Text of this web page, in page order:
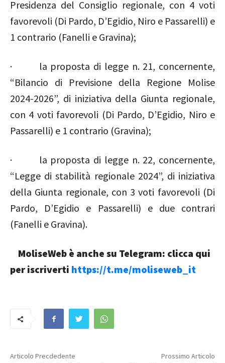
Presidenza del Consiglio regionale, con 4 voti
favorevoli (Di Pardo, D’Egidio, Niro e Passarelli) e
1 contrario (Fanelli e Gravina);
· la proposta di legge n. 21, concernente,
“Bilancio di Previsione della Regione Molise
2024-2026”, di iniziativa della Giunta regionale,
con 4 voti favorevoli (Di Pardo, D’Egidio, Niro e
Passarelli) e 1 contrario (Gravina);
· la proposta di legge n. 22, concernente,
“Legge di stabilità regionale 2024”, di iniziativa
della Giunta regionale, con 3 voti favorevoli (Di
Pardo, D’Egidio e Passarelli) e due contrari
(Fanelli e Gravina).
MoliseWeb è anche su Telegram: clicca qui
per iscriverti https://t.me/moliseweb_it
Articolo Precdedente Prossimo Articolo